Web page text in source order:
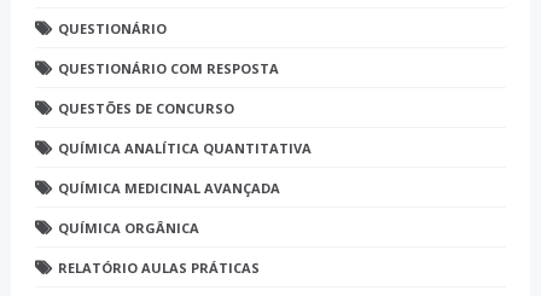
QUESTIONÁRIO
QUESTIONÁRIO COM RESPOSTA
QUESTÕES DE CONCURSO
QUÍMICA ANALÍTICA QUANTITATIVA
QUÍMICA MEDICINAL AVANÇADA
QUÍMICA ORGÂNICA
RELATÓRIO AULAS PRÁTICAS